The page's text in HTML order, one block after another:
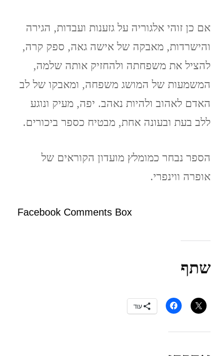
אם כן זוהי אלגוריה על גזענות ועבדות, הגירה
והישרדות, מאבקה של אישה גאה, ספק קרה,
להציל את משפחתה ולהחזיק אותה שלמה,
המשמעות של המושג משפחה, ומאבקו של לב
האדם לאהוב ולהיות נאהב. יפה, מעיק ונוגע
ללב בעת ובעונה אחת, מבטיח כספר ביכורים.
הספר נבחר כמומלץ מועדון הקוראים של
אופרה ווינפרי.
Facebook Comments Box
שתף
עוד